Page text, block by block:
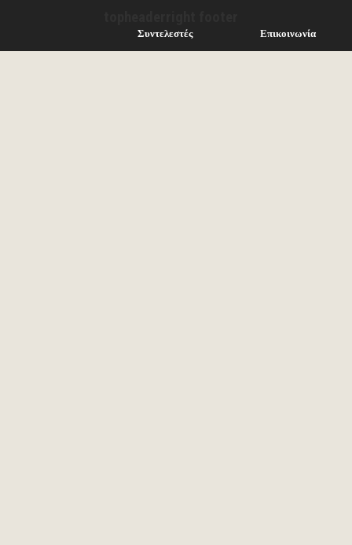
Συντελεστές Επικοινωνία